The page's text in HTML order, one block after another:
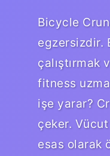
Bicycle
egzersizdir.
çalıştırmak
fitness
işe yarar?
çeker. Vücut
esas olarak